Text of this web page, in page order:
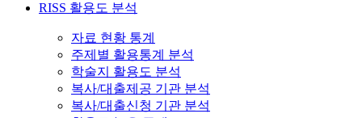
RISS 활용도 분석
자료 현황 통계
주제별 활용통계 분석
학술지 활용도 분석
복사/대출제공 기관 분석
복사/대출신청 기관 분석